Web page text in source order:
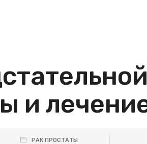
и
РАК ПРОСТАТЫ